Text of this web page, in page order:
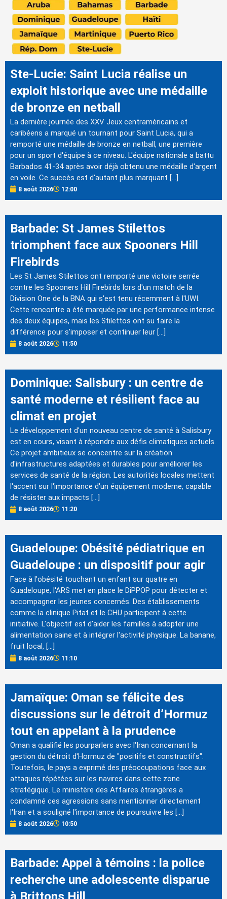
Ste-Lucie: Saint Lucia réalise un
exploit historique avec une médaille
de bronze en netball
La dernière journée des XXV Jeux centraméricains et
caribéens a marqué un tournant pour Saint Lucia, qui a
remporté une médaille de bronze en netball, une première
pour un sport d'équipe à ce niveau. L'équipe nationale a battu
Barbados 41-34 après avoir déjà obtenu une médaille d'argent
en voile. Ce succès est d'autant plus marquant […]
8 août 2026 12:00
Barbade: St James Stilettos
triomphent face aux Spooners Hill
Firebirds
Les St James Stilettos ont remporté une victoire serrée
contre les Spooners Hill Firebirds lors d'un match de la
Division One de la BNA qui s'est tenu récemment à l'UWI.
Cette rencontre a été marquée par une performance intense
des deux équipes, mais les Stilettos ont su faire la
différence pour s'imposer et continuer leur […]
8 août 2026 11:50
Dominique: Salisbury : un centre de
santé moderne et résilient face au
climat en projet
Le développement d'un nouveau centre de santé à Salisbury
est en cours, visant à répondre aux défis climatiques actuels.
Ce projet ambitieux se concentre sur la création
d'infrastructures adaptées et durables pour améliorer les
services de santé de la région. Les autorités locales mettent
l'accent sur l'importance d'un équipement moderne, capable
de résister aux impacts […]
8 août 2026 11:20
Guadeloupe: Obésité pédiatrique en
Guadeloupe : un dispositif pour agir
Face à l'obésité touchant un enfant sur quatre en
Guadeloupe, l'ARS met en place le DiPPOP pour détecter et
accompagner les jeunes concernés. Des établissements
comme la clinique Pitat et le CHU participent à cette
initiative. L'objectif est d'aider les familles à adopter une
alimentation saine et à intégrer l'activité physique. La banane,
fruit local, […]
8 août 2026 11:10
Jamaïque: Oman se félicite des
discussions sur le détroit d’Hormuz
tout en appelant à la prudence
Oman a qualifié les pourparlers avec l'Iran concernant la
gestion du détroit d'Hormuz de "positifs et constructifs".
Toutefois, le pays a exprimé des préoccupations face aux
attaques répétées sur les navires dans cette zone
stratégique. Le ministère des Affaires étrangères a
condamné ces agressions sans mentionner directement
l'Iran et a souligné l'importance de poursuivre les […]
8 août 2026 10:50
Barbade: Appel à témoins : la police
recherche une adolescente disparue